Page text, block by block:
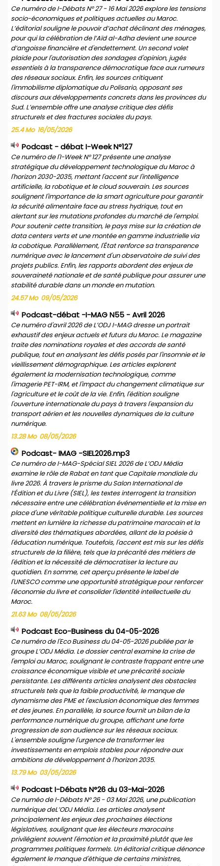
Ce numéro de I-Débats N° 27 - 16 Mai 2026 explore les tensions
socio-économiques et politiques actuelles au Maroc.
L’éditorial souligne le pouvoir d’achat déclinant des ménages,
pour qui la célébration de l’Aïd al-Adha devient une source
d’angoisse financière et d'endettement. Un second volet
plaide pour l'autorisation des sondages d'opinion, jugés
essentiels à la transparence démocratique face aux rumeurs
des réseaux sociaux. Enfin, les sources critiquent
l'immobilisme diplomatique du Polisario, opposant ses
discours aux développements concrets dans les provinces du
Sud. L’ensemble offre une analyse critique des défis
structurels et des fractures sociales du pays.
25.4 Mo 16/05/2026
Podcast - débat I-Week N°127
Ce numéro de l'I-Week N° 127 présente une analyse
stratégique du développement technologique du Maroc à
l'horizon 2030-2035, mettant l'accent sur l'intelligence
artificielle, la robotique et le cloud souverain. Les sources
soulignent l'importance de la smart agriculture pour garantir
la sécurité alimentaire face au stress hydrique, tout en
alertant sur les mutations profondes du marché de l'emploi.
Pour soutenir cette transition, le pays mise sur la création de
data centers verts et une montée en gamme industrielle via
la cobotique. Parallèlement, l'État renforce sa transparence
numérique avec le lancement d'un observatoire de suivi des
projets publics. Enfin, les rapports abordent des enjeux de
souveraineté nationale et de santé publique pour assurer une
stabilité durable dans un monde en mutation.
24.57 Mo 09/05/2026
Podcast-débat -I-MAG N55 - Avril 2026
Ce numéro d'avril 2026 de L’ODJ I-MAG dresse un portrait
exhaustif des enjeux actuels et futurs du Maroc. Le magazine
traite des nominations royales et des accords de santé
publique, tout en analysant les défis posés par l'insomnie et le
vieillissement démographique. Les articles explorent
également la modernisation technologique, comme
l'imagerie PET-IRM, et l'impact du changement climatique sur
l'agriculture et le coût de la vie. Enfin, l'édition souligne
l'ouverture internationale du pays à travers l'expansion du
transport aérien et les nouvelles dynamiques de la culture
numérique.
13.28 Mo 08/05/2026
Podcast- IMAG -SIEL2026.mp3
Ce numéro de I-MAG-Spécial SIEL 2026 de L’ODJ Média
examine le rôle de Rabat en tant que Capitale mondiale du
livre 2026. À travers le prisme du Salon International de
l’Édition et du Livre (SIEL), les textes interrogent la transition
nécessaire entre une célébration événementielle et la mise en
place d'une véritable politique culturelle durable. Les sources
mettent en lumière la richesse du patrimoine marocain et la
diversité des thématiques abordées, allant de la poésie à
l'éducation numérique. Toutefois, l'accent est mis sur les défis
structurels de la filière, tels que la précarité des métiers de
l'édition et la nécessité de démocratiser la lecture au
quotidien. En somme, cet aperçu présente le label de
l'UNESCO comme une opportunité stratégique pour renforcer
l'économie du livre et consolider l'identité intellectuelle du
Maroc.
21.63 Mo 08/05/2026
Podcast Eco-Business du 04-05-2026
Ce numéro de l'Eco Business du 04-05-2026 publiée par le
groupe L’ODJ Média. Le dossier central examine la crise de
l'emploi au Maroc, soulignant le contraste frappant entre une
croissance économique visible et une précarité sociale
persistante. Les différents articles analysent des obstacles
structurels tels que la faible productivité, le manque de
dynamisme des PME et l'exclusion économique des femmes
et des jeunes. En parallèle, la source fournit un bilan de la
performance numérique du groupe, affichant une forte
progression de son audience sur les réseaux sociaux.
L'ensemble souligne l'urgence de transformer les
investissements en emplois stables pour répondre aux
ambitions de développement à l'horizon 2035.
13.79 Mo 03/05/2026
Podcast I-Débats N°26 du 03-Mai-2026
Ce numéo de I-Débats N° 26 - 03 Mai 2026, une publication
numérique deL’ODJ Média. Les articles analysent
principalement les enjeux des prochaines élections
législatives, soulignant que les électeurs marocains
privilégient souvent l'émotion et la proximité plutôt que les
programmes politiques formels. Un éditorial critique dénonce
également le manque d'éthique de certains ministres,